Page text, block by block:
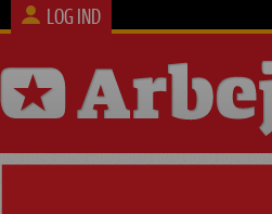
LOG IND